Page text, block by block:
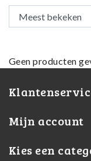
Geen producten
Mijn account
Kies een